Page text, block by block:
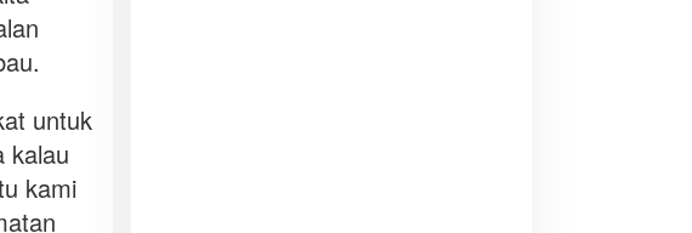
untuk
kalau
kami